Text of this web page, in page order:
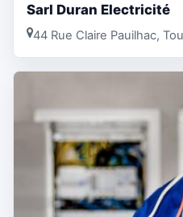
Sarl Duran Electricité
44 Rue Claire Pauilhac,